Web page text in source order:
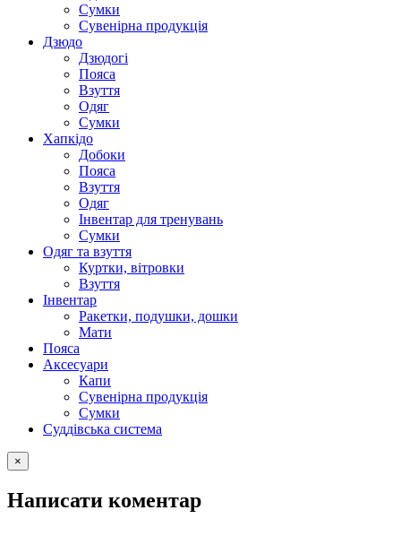
Сумки
Сувенірна продукція
Дзюдо
Дзюдогі
Пояса
Взуття
Одяг
Сумки
Хапкідо
Добоки
Пояса
Взуття
Одяг
Інвентар для тренувань
Сумки
Одяг та взуття
Куртки, вітровки
Взуття
Інвентар
Ракетки, подушки, дошки
Мати
Пояса
Аксесуари
Капи
Сувенірна продукція
Сумки
Суддівська система
×
Написати коментар